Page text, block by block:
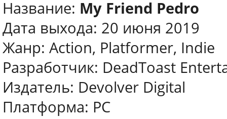
Название: My Friend Pedro
Дата выхода: 20 июня 2019
Жанр: Action, Platformer, Indie
Разработчик: DeadToast
Издатель: Devolver Digital
Платформа: PC